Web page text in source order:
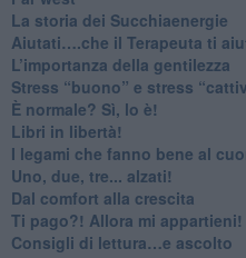
​La storia dei Succhiaenergie
​Aiutati….che il Terapeuta ti
​L’importanza della gentilezza
​Stress “buono” e stress
​È normale? Sì, lo è!
​Libri in libertà!
​I legami che fanno bene al
Uno, due, tre... alzati!​
​Dal comfort alla crescita
​Ti pago?! Allora mi appartieni!​
​Consigli di lettura…e ascolto